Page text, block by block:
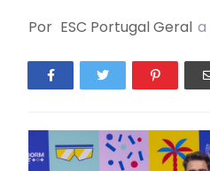
Por ESC Portugal Geral a